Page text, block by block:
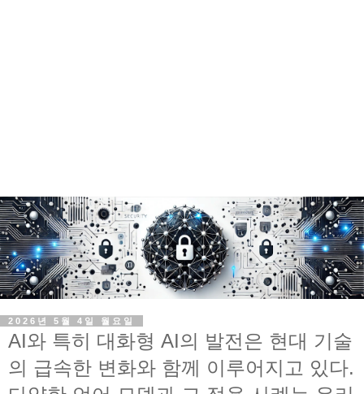
2026년 5월 4일 월요일
AI와 특히 대화형 AI의 발전은 현대 기술
의 급속한 변화와 함께 이루어지고 있다.